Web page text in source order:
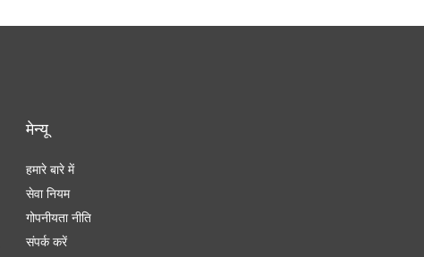
मेन्यू
हमारे बारे में
सेवा नियम
गोपनीयता नीति
संपर्क करें